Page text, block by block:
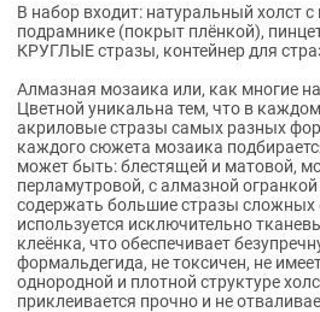
В набор входит: натуральный холст с
подрамнике (покрыт плёнкой),
КРУГЛЫЕ стразы, контейнер для
Алмазная мозаика или, как многие
Цветной уникальна тем, что в
акриловые стразы самых разных
каждого сюжета мозаика
может быть: блестящей и матовой,
перламутровой, с алмазной огранкой
содержать большие стразы
используется исключительно
клеёнка, что обеспечивает
формальдегида, не токсичен, не
однородной и плотной структуре
приклеивается прочно и не